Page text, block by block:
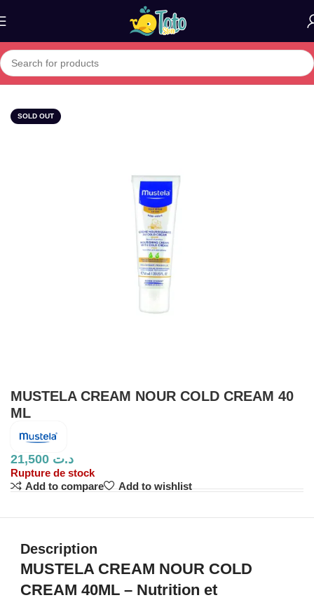
Home»Boutique»MUSTELA CREAM NOUR COLD CREAM 40
SOLD OUT
MUSTELA CREAM NOUR COLD CREAM 40
ML
د.ت
Rupture de stock
Add to compare
Add to wishlist
Description
MUSTELA CREAM NOUR COLD
CREAM 40ML – Nutrition et